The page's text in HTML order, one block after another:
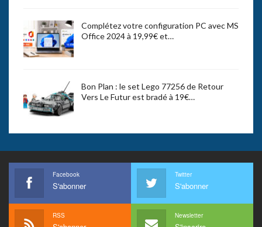
Complétez votre configuration PC avec MS
Office 2024 à 19,99€ et…
Bon Plan : le set Lego 77256 de Retour
Vers Le Futur est bradé à 19€…
Facebook
S'abonner
Twitter
S'abonner
RSS Newsletter